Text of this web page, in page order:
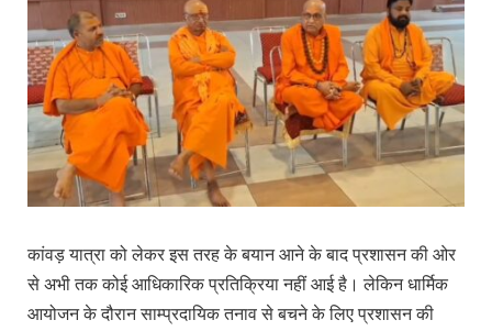
कांवड़ यात्रा को लेकर इस तरह के बयान आने के बाद प्रशासन की ओर
से अभी तक कोई आधिकारिक प्रतिक्रिया नहीं आई है। लेकिन धार्मिक
आयोजन के दौरान साम्प्रदायिक तनाव से बचने के लिए प्रशासन की